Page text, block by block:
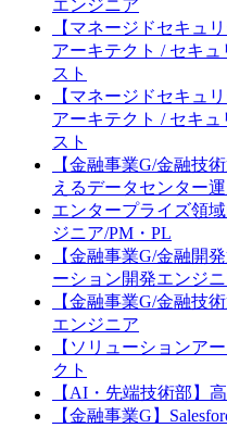
エンジニア
【マネージドセキュ
アーキテクト / セキ
スト
【マネージドセキュ
アーキテクト / セキ
スト
【金融事業G/金融技
えるデータセンター
エンタープライズ領
ジニア/PM・PL
【金融事業G/金融開
ーション開発エンジ
【金融事業G/金融技
エンジニア
【ソリューションア
クト
【AI・先端技術部】
【金融事業G】